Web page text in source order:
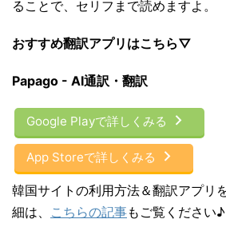
ることで、セリフまで読めますよ。
おすすめ翻訳アプリはこちら▽
Papago - AI通訳・翻訳
Google Playで詳しくみる
App Storeで詳しくみる
韓国サイトの利用方法＆翻訳アプリ
細は、 こちらの記事もご覧ください♪